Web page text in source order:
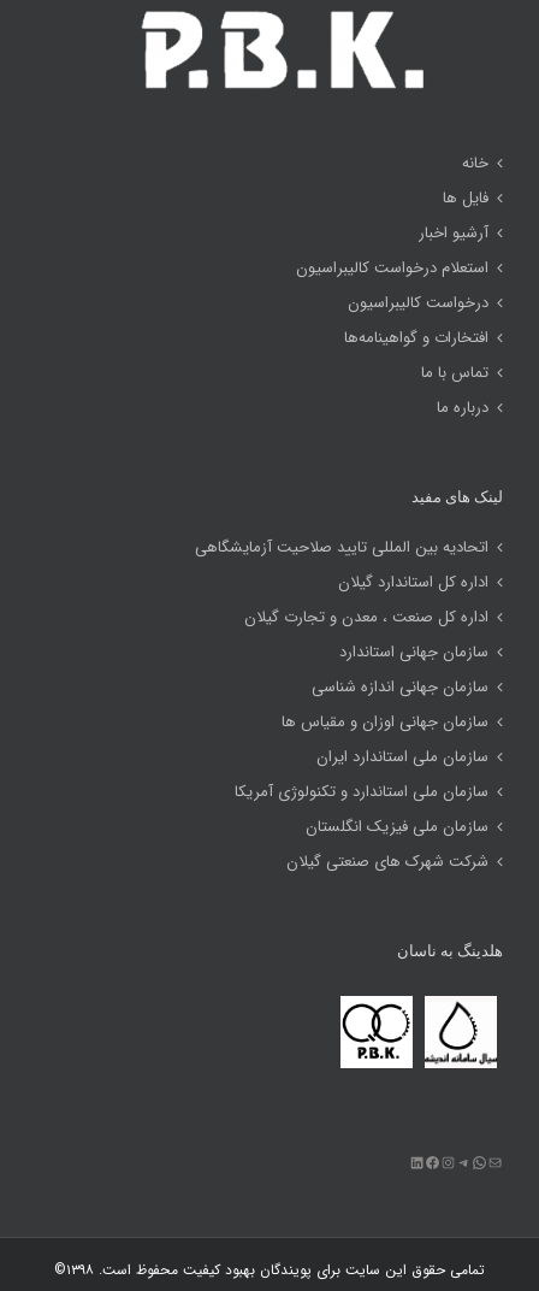
خانه
فایل ها
آرشیو اخبار
استعلام درخواست کالیبراسیون
درخواست کالیبراسیون
افتخارات و گواهینامه‌ها
تماس با ما
درباره ما
لینک های مفید
اتحادیه بین المللی تایید صلاحیت آزمایشگاهی
اداره کل استاندارد گیلان
اداره کل صنعت ، معدن و تجارت گیلان
سازمان جهانی استاندارد
سازمان جهانی اندازه شناسی
سازمان جهانی اوزان و مقیاس ها
سازمان ملی استاندارد ایران
سازمان ملی استاندارد و تکنولوژی آمریکا
سازمان ملی فیزیک انگلستان
شرکت شهرک های صنعتی گیلان
هلدینگ به ناسان
ایمیل واتس‌اپ
تلگراماینستاگرم
فیس‌بوک
تمامی حقوق این سایت برای پویندگان بهبود کیفیت محفوظ است. ۱۳۹۸©